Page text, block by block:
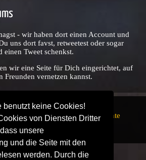
benutzt keine Cookies!
von Diensten Dritter
unsere
und die Seite mit den
werden. Durch die
- wir haben dort einen Account und
uns dort favst, retweetest oder sogar
Tweet schenkst.
wir eine Seite für Dich eingerichtet, auf
Freunden vernetzen kannst.
GbR, 1999 - 2026,Nutzungsrechte